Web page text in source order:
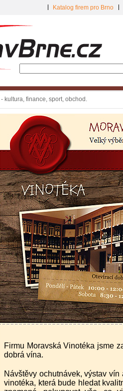
- kultura, finance, sport, obchod.
Katalog firem pro Brno
Firmu Moravská Vinotéka jsme
dobrá vína.
Návštěvy ochutnávek, výstav
vinotéka, která bude hledat